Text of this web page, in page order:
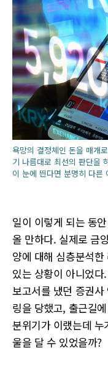
욕망의 결정체인 돈을 매개
기 나름대로 최선의 판단을
이 눈에 띈다면 분명히 다른
일이 이렇게 되는 동
올 만하다. 실제로 금
양에 대해 심층분석
있는 상황이 아니었
보고서를 냈던 증권
링을 당했고, 출근길
분위기가 이랬는데
울을 달 수 있었을까?